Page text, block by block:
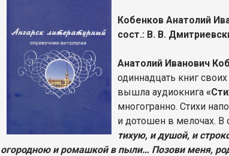
Кобенков Анатолий
сост.: В. В.
Анатолий Иванович
одиннадцать книг
вышла аудиокнига
многогранно. Стихи
и дотошен в мелочах. В
тихую, и душой, и
огородною и ромашкой в пыли… Позови меня,